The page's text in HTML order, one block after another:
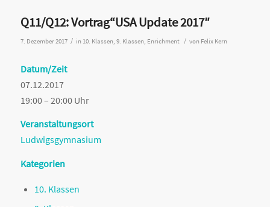
Q11/Q12: Vortrag“USA Update 2017″
7. Dezember 2017 / in 10. Klassen, 9. Klassen, Enrichment / von Felix Kern
Datum/Zeit
07.12.2017
19:00 – 20:00 Uhr
Veranstaltungsort
Ludwigsgymnasium
Kategorien
10. Klassen